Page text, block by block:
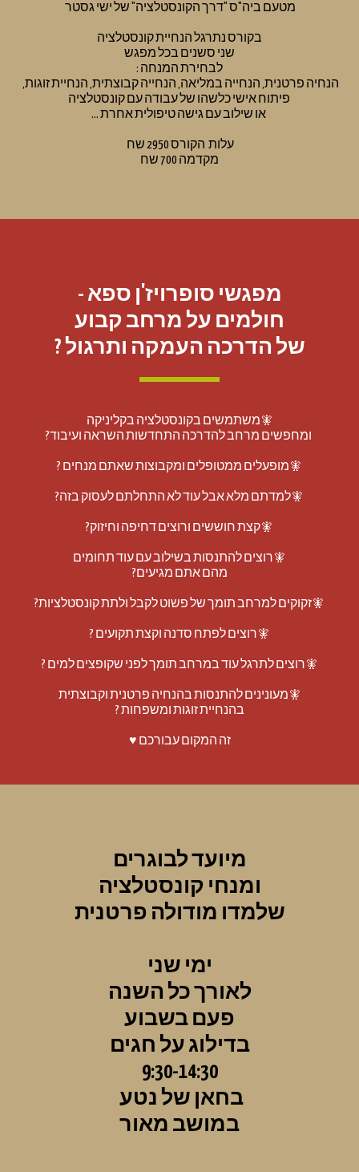
מטעם ביה"ס "דרך הקונסטלציה" של ישי גסטר
בקורס נתרגל הנחיית קונסטלציה
שני סשנים בכל מפגש
לבחירת המנחה :
הנחיה פרטנית, הנחייה במליאה, הנחייה קבוצתית, הנחיית זוגות,
פיתוח אישי כלשהו של עבודה עם קונסטלציה
או שילוב עם גישה טיפולית אחרת ...
עלות  הקורס 2950 שח
מקדמה 700 שח
מפגשי סופרויז'ן ספא -
חולמים על מרחב קבוע
של הדרכה העמקה ותרגול ?
🧚משתמשים בקונסטלציה בקליניקה
ומחפשים מרחב להדרכה התחדשות השראה ועיבוד?
🧚מופעלים ממטופלים ומקבוצות שאתם מנחים ?
🧚למדתם מלא אבל עוד לא התחלתם לעסוק בזה?
🧚קצת חוששים ורוצים דחיפה וחיזוק?
🧚רוצים להתנסות בשילוב עם עוד תחומים
מהם אתם מגיעים?
🧚זקוקים למרחב תומך של פשוט לקבל ולתת קונסטלציות?
🧚רוצים לפתח סדנה וקצת תקועים ?
🧚רוצים לתרגל עוד במרחב תומך לפני שקופצים למים ?
🧚מעונינים להתנסות בהנחיה פרטנית וקבוצתית
בהנחיית זוגות ומשפחות ?
זה המקום עבורכם ♥️
מיועד לבוגרים
ומנחי קונסטלציה
שלמדו מודולה פרטנית
ימי שני
לאורך כל השנה
פעם בשבוע
בדילוג על חגים
9:30-14:30
בחאן של נטע
במושב מאור